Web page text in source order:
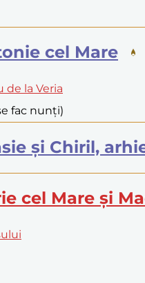
cel Mare
de la Veria
fac nunți)
și Chiril,
cel Mare și